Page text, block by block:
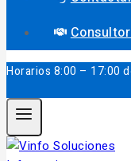
Horarios 8:00 – 17:00